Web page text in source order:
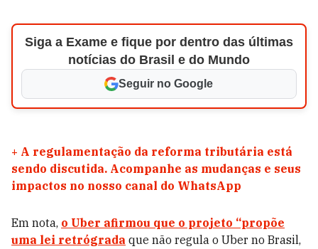
Siga a Exame e fique por dentro das últimas
notícias do Brasil e do Mundo
Seguir no Google
+ A regulamentação da reforma tributária está
sendo discutida. Acompanhe as mudanças e seus
impactos no nosso canal do WhatsApp
Em nota, o Uber afirmou que o projeto “propõe
uma lei retrógrada que não regula o Uber no Brasil,